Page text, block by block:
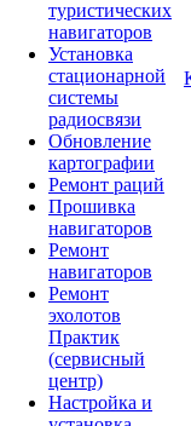
туристических
навигаторов
Установка
стационарной
системы
радиосвязи
Обновление
картографии
Ремонт раций
Прошивка
навигаторов
Ремонт
навигаторов
Ремонт
эхолотов
Практик
(сервисный
центр)
Настройка и